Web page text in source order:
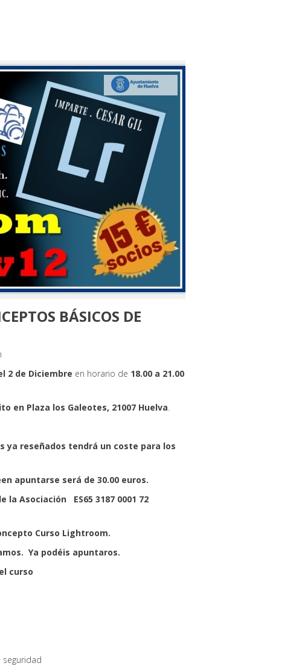
BÁSICOS DE
2 de Diciembre en horario de 18.00 a 21.00
en Plaza los Galeotes, 21007 Huelva.
ya reseñados tendrá un coste para los
apuntarse será de 30.00 euros.
Asociación ES65 3187 0001 72
Curso Lightroom.
Ya podéis apuntaros.
curso